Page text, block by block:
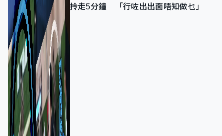
拎走5分鐘 「行咗出出面唔知做乜」